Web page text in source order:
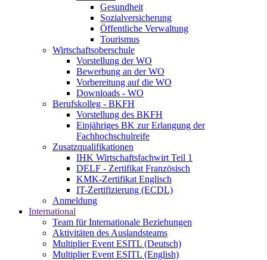
Gesundheit
Sozialversicherung
Öffentliche Verwaltung
Tourismus
Wirtschaftsoberschule
Vorstellung der WO
Bewerbung an der WO
Vorbereitung auf die WO
Downloads - WO
Berufskolleg - BKFH
Vorstellung des BKFH
Einjähriges BK zur Erlangung der
Fachhochschulreife
Zusatzqualifikationen
IHK Wirtschaftsfachwirt Teil 1
DELF - Zertifikat Französisch
KMK-Zertifikat Englisch
IT-Zertifizierung (ECDL)
Anmeldung
International
Team für Internationale Beziehungen
Aktivitäten des Auslandsteams
Multiplier Event ESITL (Deutsch)
Multiplier Event ESITL (English)